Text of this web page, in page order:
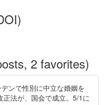
2 favorites)
ンで性別に中立な婚姻を
法が、国会で成立。5/1に